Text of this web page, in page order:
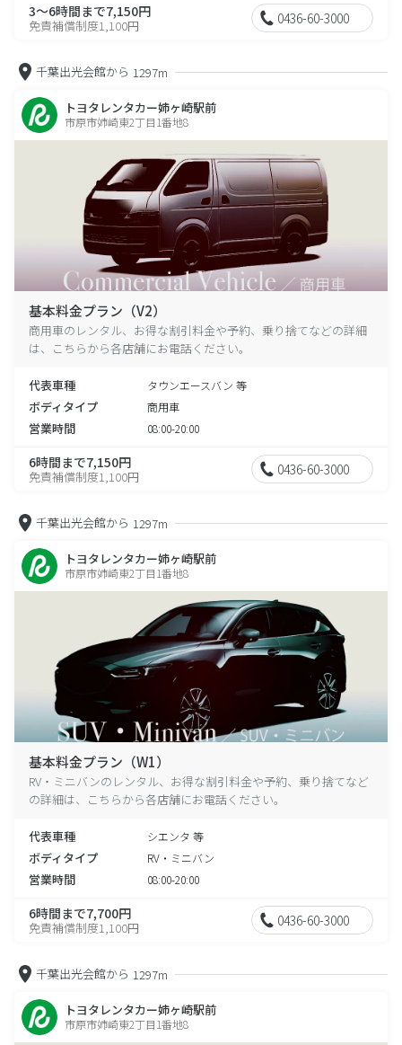
3～6時間まで7,150円
免責補償制度1,100円 0436-60-3000
千葉出光会館から 1297m
トヨタレンタカー姉ヶ崎駅前
市原市姉崎東2丁目1番地8
基本料金プラン（V2）
商用車のレンタル、お得な割引料金や予約、乗り捨てなどの詳細
は、こちらから各店舗にお電話ください。
代表車種 タウンエースバン 等
ボディタイプ 商用車
営業時間 08:00-20:00
6時間まで7,150円
免責補償制度1,100円 0436-60-3000
千葉出光会館から 1297m
トヨタレンタカー姉ヶ崎駅前
市原市姉崎東2丁目1番地8
基本料金プラン（W1）
RV・ミニバンのレンタル、お得な割引料金や予約、乗り捨てなど
の詳細は、こちらから各店舗にお電話ください。
代表車種 シエンタ 等
ボディタイプ RV・ミニバン
営業時間 08:00-20:00
6時間まで7,700円
免責補償制度1,100円 0436-60-3000
千葉出光会館から 1297m
トヨタレンタカー姉ヶ崎駅前
市原市姉崎東2丁目1番地8